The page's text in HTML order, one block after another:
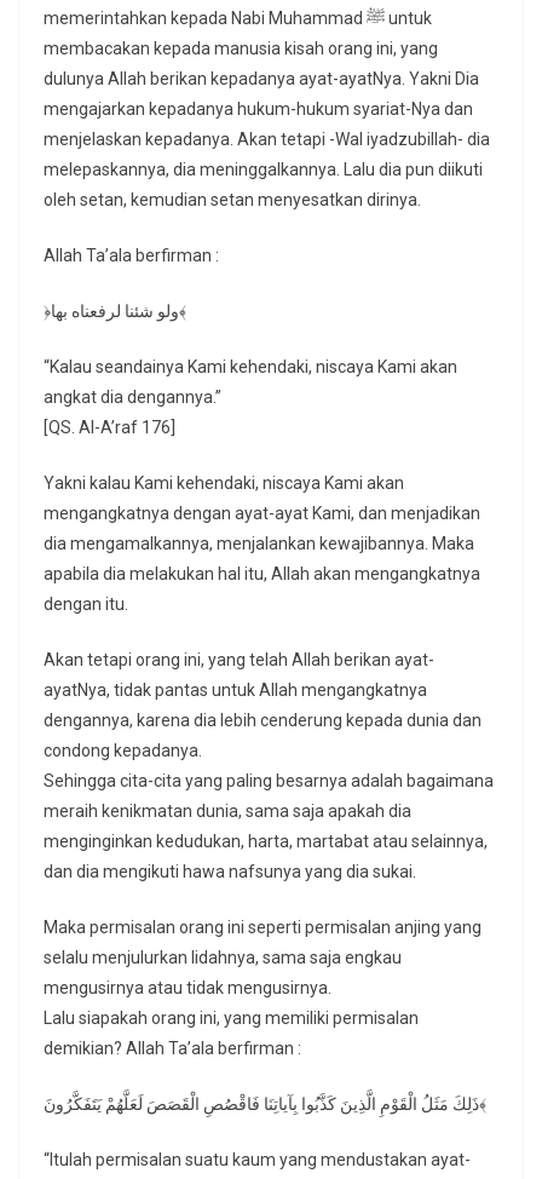
memerintahkan kepada Nabi Muhammad ﷺ untuk
membacakan kepada manusia kisah orang ini, yang
dulunya Allah berikan kepadanya ayat-ayatNya. Yakni Dia
mengajarkan kepadanya hukum-hukum syariat-Nya dan
menjelaskan kepadanya. Akan tetapi -Wal iyadzubillah- dia
melepaskannya, dia meninggalkannya. Lalu dia pun diikuti
oleh setan, kemudian setan menyesatkan dirinya.
Allah Ta’ala berfirman :
﴿ولو شئنا لرفعناه بها﴾
“Kalau seandainya Kami kehendaki, niscaya Kami akan
angkat dia dengannya.”
[QS. Al-A’raf 176]
Yakni kalau Kami kehendaki, niscaya Kami akan
mengangkatnya dengan ayat-ayat Kami, dan menjadikan
dia mengamalkannya, menjalankan kewajibannya. Maka
apabila dia melakukan hal itu, Allah akan mengangkatnya
dengan itu.
Akan tetapi orang ini, yang telah Allah berikan ayat-
ayatNya, tidak pantas untuk Allah mengangkatnya
dengannya, karena dia lebih cenderung kepada dunia dan
condong kepadanya.
Sehingga cita-cita yang paling besarnya adalah bagaimana
meraih kenikmatan dunia, sama saja apakah dia
menginginkan kedudukan, harta, martabat atau selainnya,
dan dia mengikuti hawa nafsunya yang dia sukai.
Maka permisalan orang ini seperti permisalan anjing yang
selalu menjulurkan lidahnya, sama saja engkau
mengusirnya atau tidak mengusirnya.
Lalu siapakah orang ini, yang memiliki permisalan
demikian? Allah Ta’ala berfirman :
ذَلِكَ مَثَلُ الْقَوْمِ الَّذِينَ كَذَّبُوا بِآياتِنَا فَاقْصُصِ الْقَصَصَ لَعَلَّهُمْ يَتَفَكَّرُونَ﴾
“Itulah permisalan suatu kaum yang mendustakan ayat-